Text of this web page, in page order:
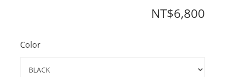
NT$6,800
Color